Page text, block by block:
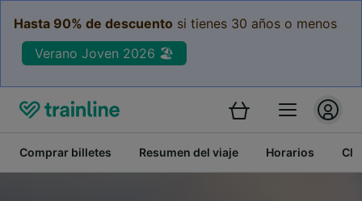
Hasta 90% de descuento si tienes 30 años o menos
Verano Joven 2026 🏖️
Comprar billetes Resumen del viaje Horarios